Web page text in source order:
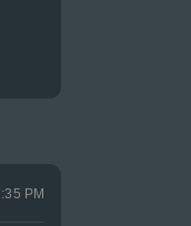
PM